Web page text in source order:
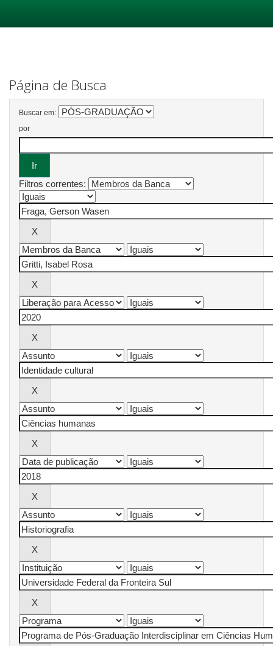
Página de Busca
Buscar em:
por
Filtros correntes: